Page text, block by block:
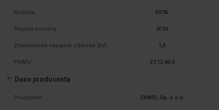
Rodzina EXTA
Stopień ochrony IP20
Znamionowe napięcie udarowe [kV] 1,5
PKWIU 27.12.40.0
Dane producenta
Producent ZAMEL Sp. z o.o.